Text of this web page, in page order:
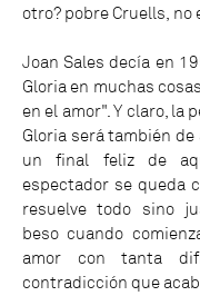
otro? pobre Cruells, no
Joan Sales decía en
Gloria en muchas
en el amor". Y claro, la
Gloria será también de
un final feliz de
espectador se queda
resuelve todo sino
beso cuando
amor con tanta
contradicción que